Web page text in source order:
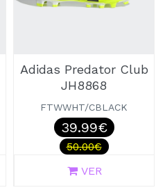
Adidas Predator Club
JH8868
FTWWHT/CBLACK
39.99€
50.00€
VER